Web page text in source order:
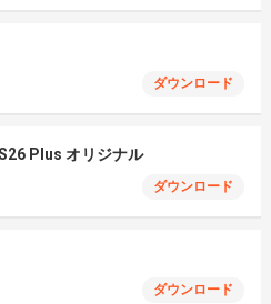
ダウンロード
Plus オリジナル
ダウンロード
ダウンロード